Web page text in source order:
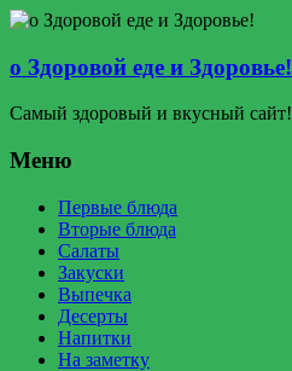
о Здоровой еде и Здоровье!
Самый здоровый и вкусный сайт!
Меню
Первые блюда
Вторые блюда
Салаты
Закуски
Выпечка
Десерты
Напитки
На заметку